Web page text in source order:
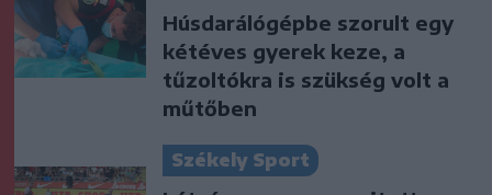
Húsdarálógépbe szorult egy
kétéves gyerek keze, a
tűzoltókra is szükség volt a
műtőben
Székely Sport